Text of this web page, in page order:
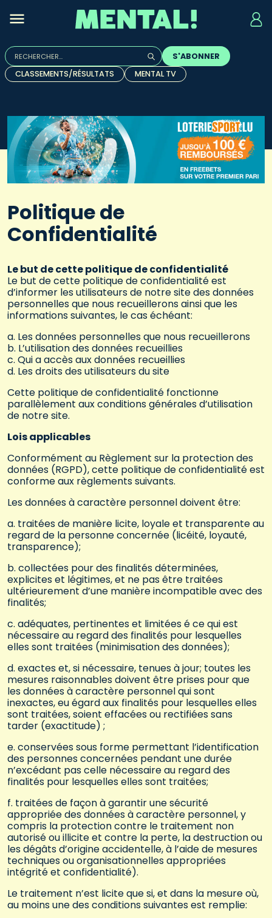
Rechercher :
Quand les résultats de l'auto-complétion sont
S'ABONNER
CLASSEMENTS/RÉSULTATS
MENTAL TV
Politique de
Confidentialité
Le but de cette politique de confidentialité
Le but de cette politique de confidentialité est
d’informer les utilisateurs de notre site des données
personnelles que nous recueillerons ainsi que les
informations suivantes, le cas échéant:
a. Les données personnelles que nous recueillerons
b. L’utilisation des données recueillies
c. Qui a accès aux données recueillies
d. Les droits des utilisateurs du site
Cette politique de confidentialité fonctionne
parallèlement aux conditions générales d’utilisation
de notre site.
Lois applicables
Conformément au Règlement sur la protection des
données (RGPD), cette politique de confidentialité est
conforme aux règlements suivants.
Les données à caractère personnel doivent être:
a. traitées de manière licite, loyale et transparente au
regard de la personne concernée (licéité, loyauté,
transparence);
b. collectées pour des finalités déterminées,
explicites et légitimes, et ne pas être traitées
ultérieurement d’une manière incompatible avec des
finalités;
c. adéquates, pertinentes et limitées é ce qui est
nécessaire au regard des finalités pour lesquelles
elles sont traitées (minimisation des données);
d. exactes et, si nécessaire, tenues à jour; toutes les
mesures raisonnables doivent être prises pour que
les données à caractère personnel qui sont
inexactes, eu égard aux finalités pour lesquelles elles
sont traitées, soient effacées ou rectifiées sans
tarder (exactitude) ;
e. conservées sous forme permettant l’identification
des personnes concernées pendant une durée
n’excédant pas celle nécessaire au regard des
finalités pour lesquelles elles sont traitées;
f. traitées de façon à garantir une sécurité
appropriée des données à caractère personnel, y
compris la protection contre le traitement non
autorisé ou illicite et contre la perte, la destruction ou
les dégâts d’origine accidentelle, à l’aide de mesures
techniques ou organisationnelles appropriées
intégrité et confidentialité).
Le traitement n’est licite que si, et dans la mesure où,
au moins une des conditions suivantes est remplie: